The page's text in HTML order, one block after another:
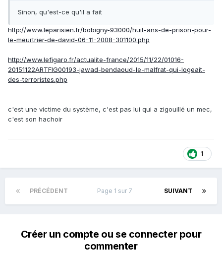
Sinon, qu'est-ce qu'il a fait
http://www.leparisien.fr/bobigny-93000/huit-ans-de-prison-pour-
le-meurtrier-de-david-06-11-2008-301100.php
http://www.lefigaro.fr/actualite-france/2015/11/22/01016-
20151122ARTFIG00193-jawad-bendaoud-le-malfrat-qui-logeait-
des-terroristes.php
c'est une victime du système, c'est pas lui qui a zigouillé un mec,
c'est son hachoir
1
PRÉCÉDENT SUIVANT
Page 1 sur 7
Créer un compte ou se connecter pour
commenter